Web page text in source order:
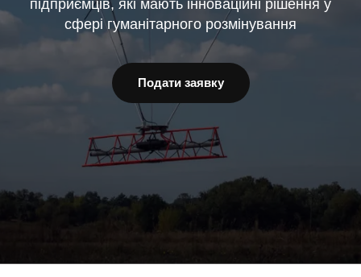
підприємців, які мають інноваційні рішення у
сфері гуманітарного розмінування
Подати заявку